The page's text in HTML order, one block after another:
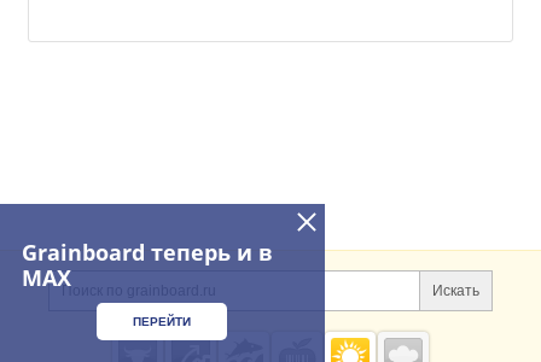
Grainboard теперь и в
MAX
ПЕРЕЙТИ
Дополнительная информация
Поиск по сайту и
Искать
Cсылки на полезные проекты